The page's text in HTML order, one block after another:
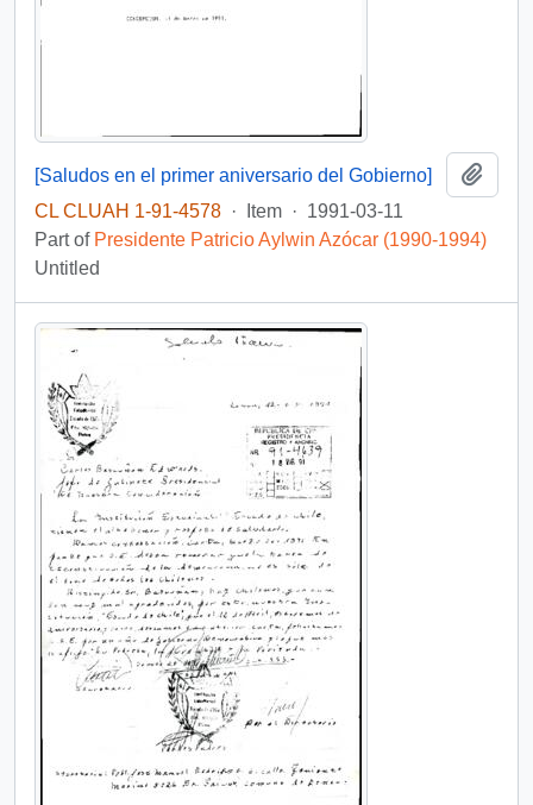
[Saludos en el primer aniversario del Gobierno]
CL CLUAH 1-91-4578 · Item · 1991-03-11
Part of Presidente Patricio Aylwin Azócar (1990-1994)
Untitled